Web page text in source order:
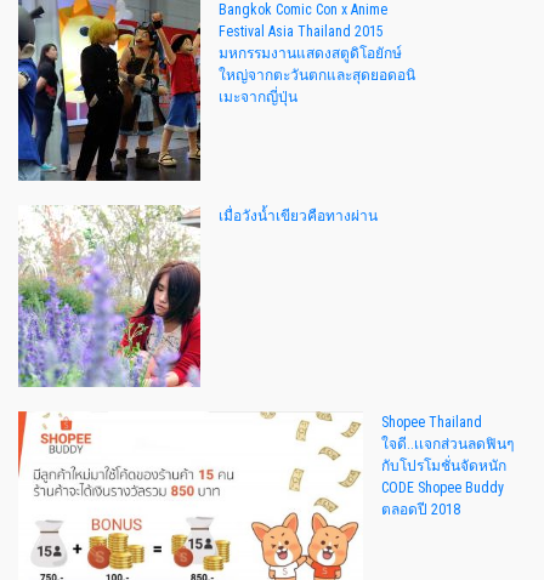
Bangkok Comic Con x Anime
Festival Asia Thailand 2015
มหกรรมงานแสดงสตูดิโอยักษ์
ใหญ่จากตะวันตกและสุดยอดอนิ
เมะจากญี่ปุ่น
เมื่อวังน้ำเขียวคือทางผ่าน
Shopee Thailand
ใจดี..เเจกส่วนลดฟินๆ
กับโปรโมชั่นจัดหนัก
CODE Shopee Buddy
ตลอดปี 2018